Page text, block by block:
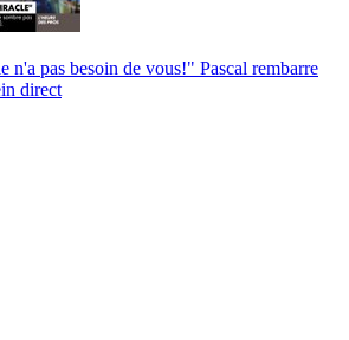
n'a pas besoin de vous!" Pascal rembarre
direct